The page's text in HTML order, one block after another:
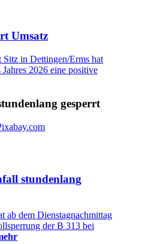
Umsatz
in Dettingen/Erms hat
2026 eine positive
gesperrt
stundenlang
ab dem Dienstagnachmittag
der B 313 bei